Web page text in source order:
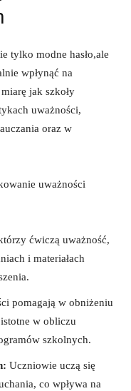
tylko⁣ modne hasło,ale
wpłynąć na⁣
jak szkoły
uważności,
oraz w
uważności
ćwiczą uważność,
i materiałach
pomagają ⁣w obniżeniu
w obliczu
szkolnych.
Uczniowie uczą się
co ⁤wpływa na